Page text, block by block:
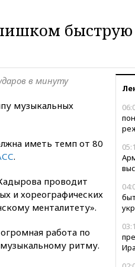
в минуту
музыкальных
иметь темп от 80
.
проводит
и хореографических
менталитету».
работа по
ритму.